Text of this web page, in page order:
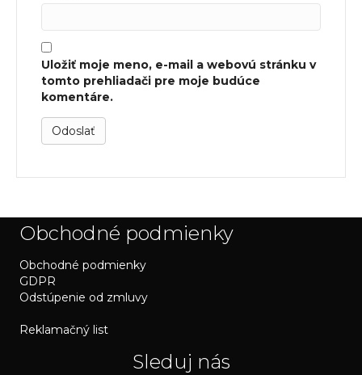
Uložiť moje meno, e-mail a webovú stránku v
tomto prehliadači pre moje budúce
komentáre.
Obchodné podmienky
Obchodné podmienky
GDPR
Odstúpenie od zmluvy
Reklamačný list
Sleduj nás